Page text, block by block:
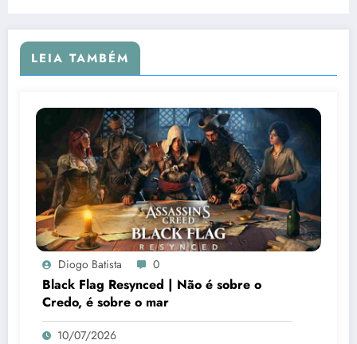
LEIA TAMBÉM
Diogo Batista 0
Black Flag Resynced | Não é sobre o
Credo, é sobre o mar
10/07/2026